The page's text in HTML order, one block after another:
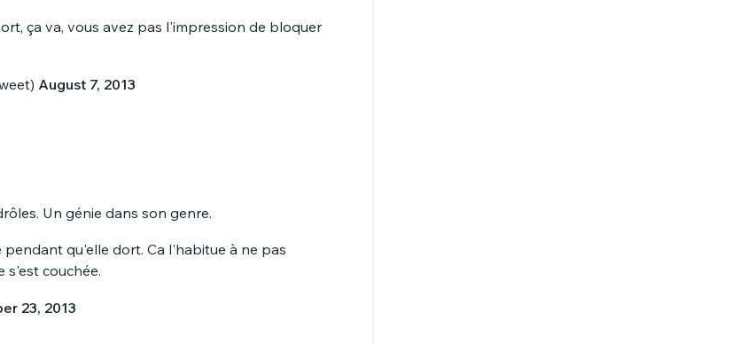
ça va, vous avez pas l'impression de bloquer
August 7, 2013
Un génie dans son genre.
qu'elle dort. Ca l'habitue à ne pas
s'est couchée.
23, 2013